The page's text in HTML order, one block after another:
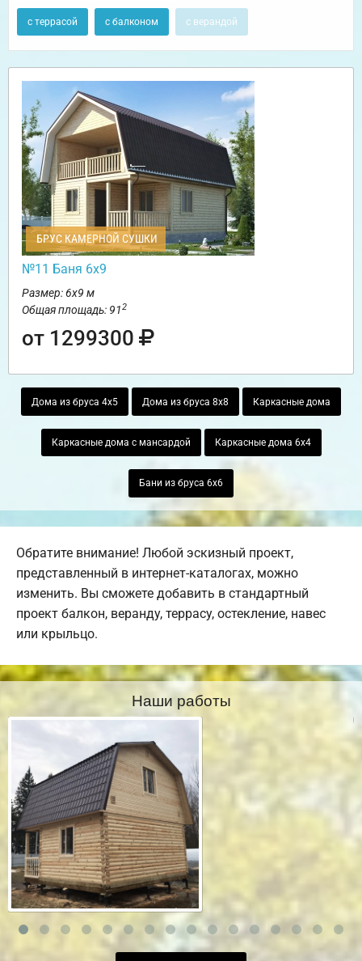
с террасой с балконом с верандой
БРУС КАМЕРНОЙ СУШКИ
№11 Баня 6х9
Размер: 6х9 м
Общая площадь: 912
от 1299300
Дома из бруса 4х5 Дома из бруса 8х8 Каркасные дома
Каркасные дома с мансардой Каркасные дома 6х4
Бани из бруса 6х6
Обратите внимание! Любой эскизный проект,
представленный в интернет-каталогах, можно
изменить. Вы сможете добавить в стандартный
проект балкон, веранду, террасу, остекление, навес
или крыльцо.
Наши работы